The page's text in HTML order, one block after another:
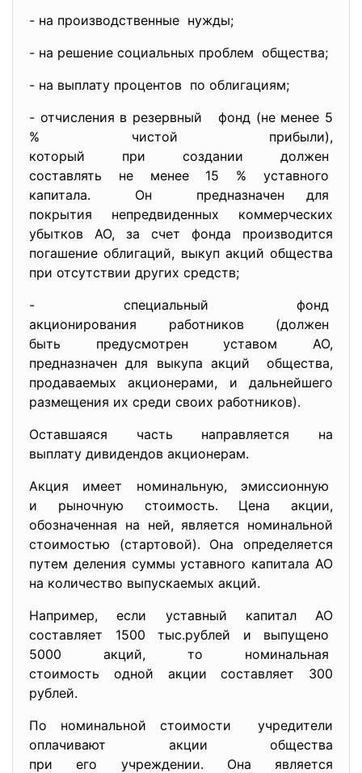
- на производственные нужды;
- на решение социальных проблем общества;
- на выплату процентов по облигациям;
- отчисления в резервный фонд (не менее 5
% чистой прибыли),
который при создании должен
составлять не менее 15 % уставного
капитала. Он предназначен для
покрытия непредвиденных коммерческих
убытков АО, за счет фонда производится
погашение облигаций, выкуп акций общества
при отсутствии других средств;
- специальный фонд
акционирования работников (должен
быть предусмотрен уставом АО,
предназначен для выкупа акций общества,
продаваемых акционерами, и дальнейшего
размещения их среди своих работников).
Оставшаяся часть направляется на
выплату дивидендов акционерам.
Акция имеет номинальную, эмиссионную
и рыночную стоимость. Цена акции,
обозначенная на ней, является номинальной
стоимостью (стартовой). Она определяется
путем деления суммы уставного капитала АО
на количество выпускаемых акций.
Например, если уставный капитал АО
составляет 1500 тыс.рублей и выпущено
5000 акций, то номинальная
стоимость одной акциисоставляет 300
рублей.
По номинальной стоимости учредители
оплачивают акции общества
при его учреждении. Она является